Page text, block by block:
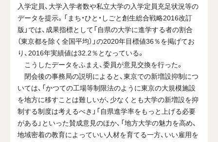
入学定員、大学入学者数や私立大学の入学定員充足状況等の
データを提示。「まち・ひと・しごと創生総合戦略2016改訂
版」では、成果指標として「自県の大学に進学する者の割合
（東京都を除く全国平均）」の2020年目標値36％を掲げてお
り、2016年実績値は32.2％となっている。
こうしたデータをふまえ、委員が意見交換を行った。
閉会後の事務局の説明によると、東京での新増設抑制につ
いては、「かつての工場等制限法のように東京の大規模施設
を地方に移すことは難しいが、少なくとも大学の新増設を抑
制する制度は考えるべき」「自県進学率をもっと上げる必要
がある」といった賛成意見のほか、「地方大学の魅力を高め、
地域密着の教育によっていい人材を育てる一方、いい雇用を